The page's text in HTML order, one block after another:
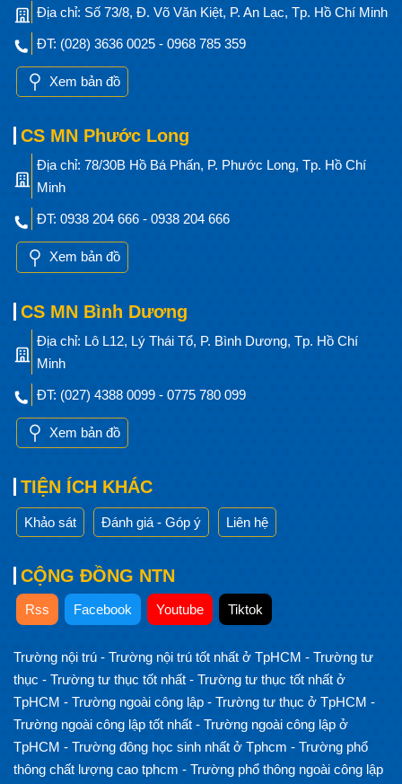
Địa chỉ: Số 73/8, Đ. Võ Văn Kiệt, P. An Lạc, Tp. Hồ Chí Minh
ĐT: (028) 3636 0025 - 0968 785 359
Xem bản đồ
CS MN Phước Long
Địa chỉ: 78/30B Hồ Bá Phấn, P. Phước Long, Tp. Hồ Chí
Minh
ĐT: 0938 204 666 - 0938 204 666
Xem bản đồ
CS MN Bình Dương
Địa chỉ: Lô L12, Lý Thái Tổ, P. Bình Dương, Tp. Hồ Chí
Minh
ĐT: (027) 4388 0099 - 0775 780 099
Xem bản đồ
TIỆN ÍCH KHÁC
Khảo sát Đánh giá - Góp ý Liên hệ
CỘNG ĐỒNG NTN
Rss Facebook Youtube Tiktok
Trường nội trú - Trường nội trú tốt nhất ở TpHCM - Trường tư
thục - Trường tư thục tốt nhất - Trường tư thục tốt nhất ở
TpHCM - Trường ngoài công lập - Trường tư thục ở TpHCM -
Trường ngoài công lập tốt nhất - Trường ngoài công lập ở
TpHCM - Trường đông học sinh nhất ở Tphcm - Trường phổ
thông chất lượng cao tphcm - Trường phổ thông ngoài công lập